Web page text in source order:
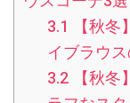
3.1
【秋
イブラウ
3.2 【秋